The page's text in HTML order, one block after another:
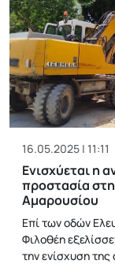
16.05.2025 | 11:11
Ενισχύεται η
προστασία
Αμαρουσίου
Επί των οδών
Φιλοθέη
την ενίσχυση